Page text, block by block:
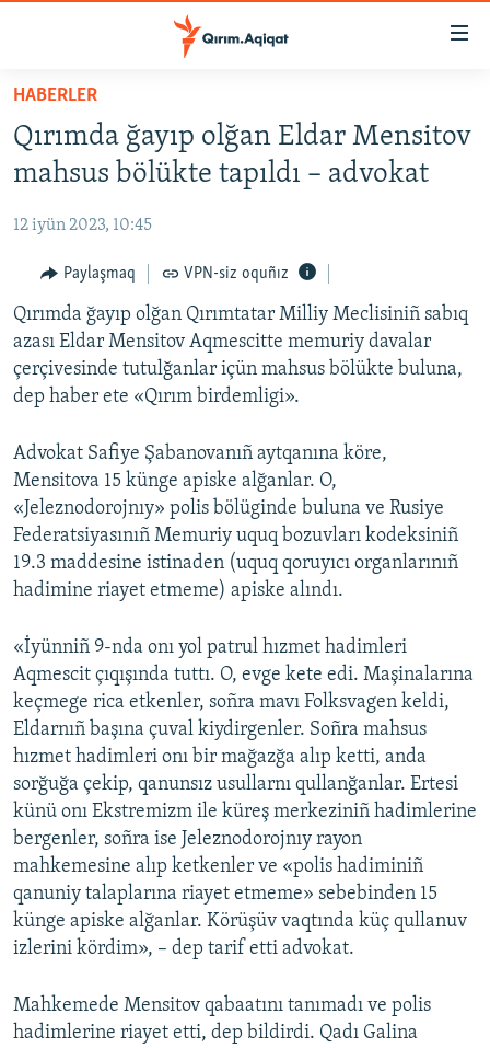
Esas
qaytmaq
Baş
qaytmaq
qaytmaq
HABERLER
SİYASET
CEMİYET
MEDENİYET
İNSAN AQLARI
VİDEO
SÜRET
FİKİR
Русский
Українською
RFE/RS bütün saytları
HABERLER
Qırımda ğayıp olğan Eldar Mensitov
mahsus bölükte tapıldı – advokat
12 iyün 2023, 10:45
Paylaşmaq VPN-siz oquñız
Qırımda ğayıp olğan Qırımtatar Milliy Meclisiniñ sabıq
azası Eldar Mensitov Aqmescitte memuriy davalar
çerçivesinde tutulğanlar içün mahsus bölükte buluna,
dep haber ete «Qırım birdemligi».
Advokat Safiye Şabanovanıñ aytqanına köre,
Mensitova 15 künge apiske alğanlar. O,
«Jeleznodorojnıy» polis bölüginde buluna ve Rusiye
Federatsiyasınıñ Memuriy uquq bozuvları kodeksiniñ
19.3 maddesine istinaden (uquq qoruyıcı organlarınıñ
hadimine riayet etmeme) apiske alındı.
«İyünniñ 9-nda onı yol patrul hızmet hadimleri
Aqmescit çıqışında tuttı. O, evge kete edi. Maşinalarına
keçmege rica etkenler, soñra mavı Folksvagen keldi,
Eldarnıñ başına çuval kiydirgenler. Soñra mahsus
hızmet hadimleri onı bir mağazğa alıp ketti, anda
sorğuğa çekip, qanunsız usullarnı qullanğanlar. Ertesi
künü onı Ekstremizm ile küreş merkeziniñ hadimlerine
bergenler, soñra ise Jeleznodorojnıy rayon
mahkemesine alıp ketkenler ve «polis hadiminiñ
qanuniy talaplarına riayet etmeme» sebebinden 15
künge apiske alğanlar. Körüşüv vaqtında küç qullanuv
izlerini kördim», – dep tarif etti advokat.
Mahkemede Mensitov qabaatını tanımadı ve polis
hadimlerine riayet etti, dep bildirdi. Qadı Galina